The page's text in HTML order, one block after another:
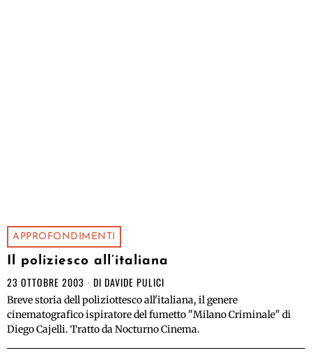
APPROFONDIMENTI
Il poliziesco all’italiana
23 OTTOBRE 2003 DI DAVIDE PULICI
Breve storia dell poliziottesco all'italiana, il genere
cinematografico ispiratore del fumetto "Milano Criminale" di
Diego Cajelli. Tratto da Nocturno Cinema.